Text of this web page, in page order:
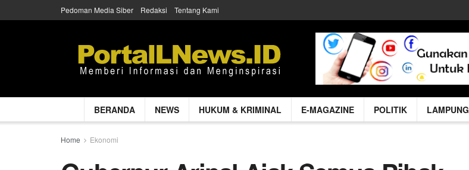
Pedoman Media Siber Redaksi Tentang Kami
BERANDA NEWS HUKUM & KRIMINAL E-MAGAZINE POLITIK LAMPUNG
Home Ekonomi